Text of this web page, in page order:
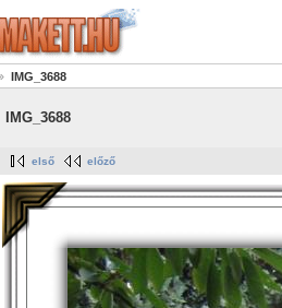
IMG_3688
IMG_3688
első előző